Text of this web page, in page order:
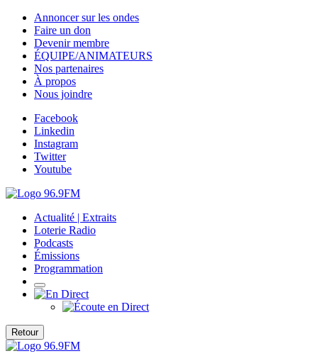
Annoncer sur les ondes
Faire un don
Devenir membre
ÉQUIPE/ANIMATEURS
Nos partenaires
À propos
Nous joindre
Facebook
Linkedin
Instagram
Twitter
Youtube
Actualité | Extraits
Loterie Radio
Podcasts
Émissions
Programmation
Retour